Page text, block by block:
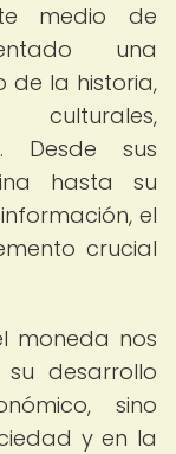
medio de
una
de la historia,
culturales,
Desde sus
hasta su
el
crucial
moneda nos
desarrollo
sino
y en la